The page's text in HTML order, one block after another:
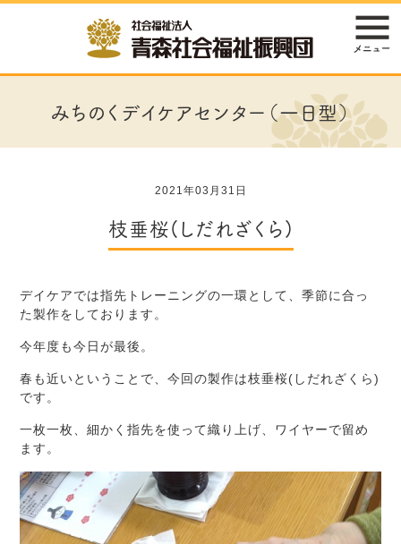
みちのくデイケアセンター（一日型）
2021年03月31日
枝垂桜(しだれざくら)
デイケアでは指先トレーニングの一環として、季節に合っ
た製作をしております。
今年度も今日が最後。
春も近いということで、今回の製作は枝垂桜(しだれざくら)
です。
一枚一枚、細かく指先を使って織り上げ、ワイヤーで留め
ます。